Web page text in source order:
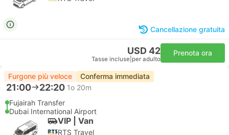
Cancellazione gratuita
USD 42
Tasse incluse per adulto
Prenota ora
Furgone più veloce Conferma immediata
21:00 22:20 1o 20m
Fujairah Transfer
Dubai International Airport
VIP | Van
RTS Travel